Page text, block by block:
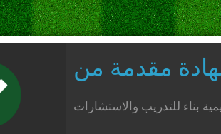
مقدمة من
بناء للتدريب والاستشارات